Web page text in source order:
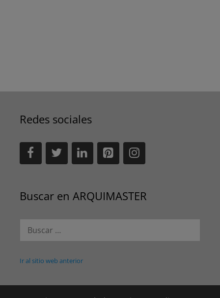
Redes sociales
Buscar en ARQUIMASTER
Ir al sitio web anterior